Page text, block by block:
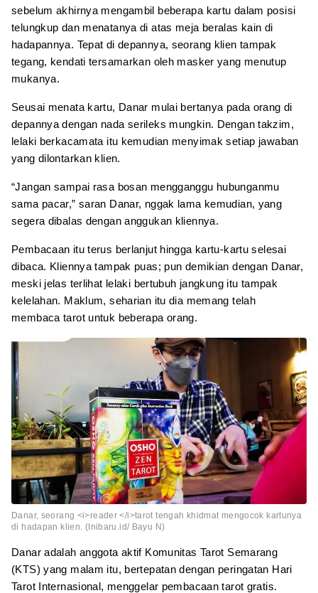
sebelum akhirnya mengambil beberapa kartu dalam posisi
telungkup dan menatanya di atas meja beralas kain di
hadapannya. Tepat di depannya, seorang klien tampak
tegang, kendati tersamarkan oleh masker yang menutup
mukanya.
Seusai menata kartu, Danar mulai bertanya pada orang di
depannya dengan nada serileks mungkin. Dengan takzim,
lelaki berkacamata itu kemudian menyimak setiap jawaban
yang dilontarkan klien.
“Jangan sampai rasa bosan mengganggu hubunganmu
sama pacar,” saran Danar, nggak lama kemudian, yang
segera dibalas dengan anggukan kliennya.
Pembacaan itu terus berlanjut hingga kartu-kartu selesai
dibaca. Kliennya tampak puas; pun demikian dengan Danar,
meski jelas terlihat lelaki bertubuh jangkung itu tampak
kelelahan. Maklum, seharian itu dia memang telah
membaca tarot untuk beberapa orang.
Danar, seorang <i>reader </i>tarot tengah khidmat mengocok kartunya
di hadapan klien. (Inibaru.id/ Bayu N)
Danar adalah anggota aktif Komunitas Tarot Semarang
(KTS) yang malam itu, bertepatan dengan peringatan Hari
Tarot Internasional, menggelar pembacaan tarot gratis.